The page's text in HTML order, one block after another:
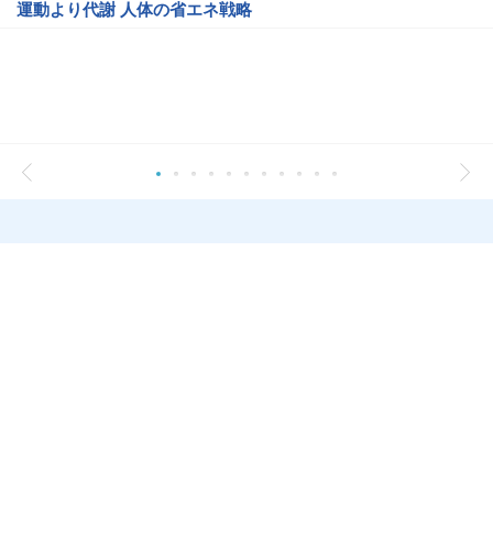
運動より代謝 人体の省エネ戦略